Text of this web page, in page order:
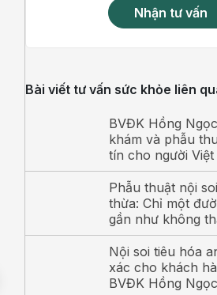
Nhận tư vấn
Bài viết tư vấn sức khỏe liên
BVĐK Hồng
khám và phẫu
tín cho người
ngoài
Phẫu thuật nội
thừa: Chỉ một
gần như không
nhanh chóng
Nội soi tiêu hóa
xác cho khách
BVĐK Hồng Ngọc